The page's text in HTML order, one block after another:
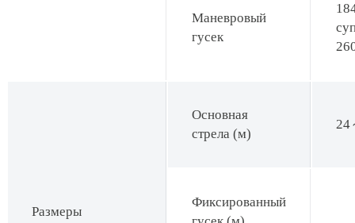
Маневровый
гусек
Размеры
Основная
стрела (м)
24
Фиксированный